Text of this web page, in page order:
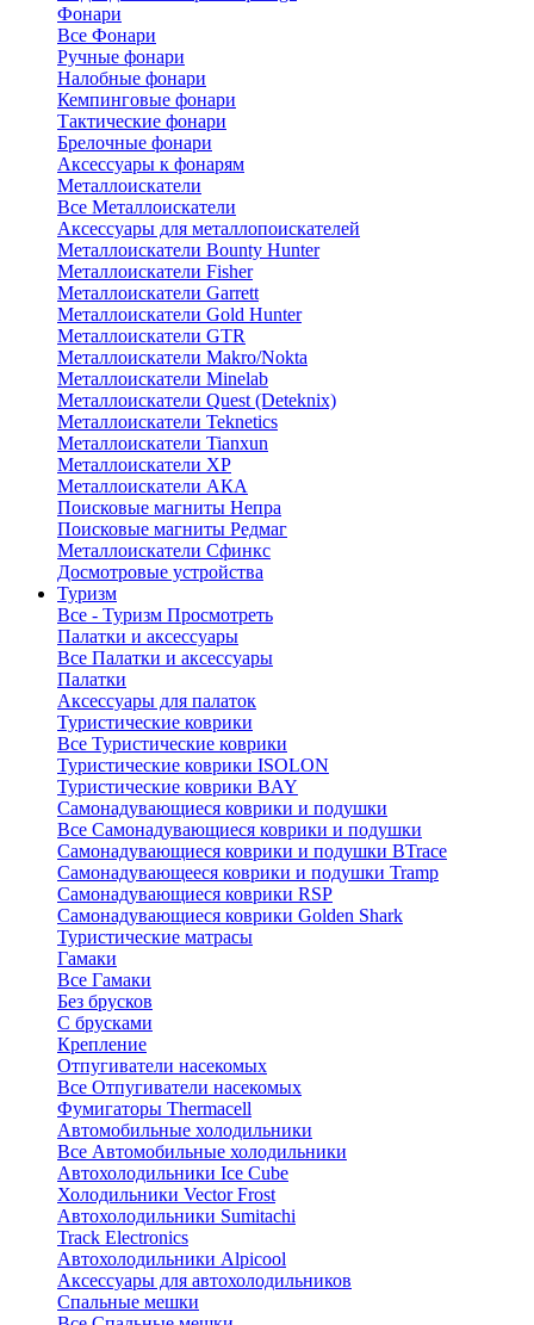
Фонари
Все Фонари
Ручные фонари
Налобные фонари
Кемпинговые фонари
Тактические фонари
Брелочные фонари
Аксессуары к фонарям
Металлоискатели
Все Металлоискатели
Аксессуары для металлопоискателей
Металлоискатели Bounty Hunter
Металлоискатели Fisher
Металлоискатели Garrett
Металлоискатели Gold Hunter
Металлоискатели GTR
Металлоискатели Makro/Nokta
Металлоискатели Minelab
Металлоискатели Quest (Deteknix)
Металлоискатели Teknetics
Металлоискатели Tianxun
Металлоискатели XP
Металлоискатели АКА
Поисковые магниты Непра
Поисковые магниты Редмаг
Металлоискатели Сфинкс
Досмотровые устройства
Туризм
Все - Туризм Просмотреть
Палатки и аксессуары
Все Палатки и аксессуары
Палатки
Аксессуары для палаток
Туристические коврики
Все Туристические коврики
Туристические коврики ISOLON
Туристические коврики BAY
Самонадувающиеся коврики и подушки
Все Самонадувающиеся коврики и подушки
Самонадувающиеся коврики и подушки BTrace
Самонадувающееся коврики и подушки Tramp
Самонадувающиеся коврики RSP
Самонадувающиеся коврики Golden Shark
Туристические матрасы
Гамаки
Все Гамаки
Без брусков
С брусками
Крепление
Отпугиватели насекомых
Все Отпугиватели насекомых
Фумигаторы Thermacell
Автомобильные холодильники
Все Автомобильные холодильники
Автохолодильники Ice Cube
Холодильники Vector Frost
Автохолодильники Sumitachi
Track Electronics
Автохолодильники Alpicool
Аксессуары для автохолодильников
Спальные мешки